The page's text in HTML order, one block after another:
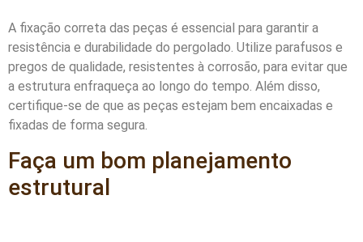
A fixação correta das peças é essencial para garantir a
resistência e durabilidade do pergolado. Utilize parafusos e
pregos de qualidade, resistentes à corrosão, para evitar que
a estrutura enfraqueça ao longo do tempo. Além disso,
certifique-se de que as peças estejam bem encaixadas e
fixadas de forma segura.
Faça um bom planejamento
estrutural